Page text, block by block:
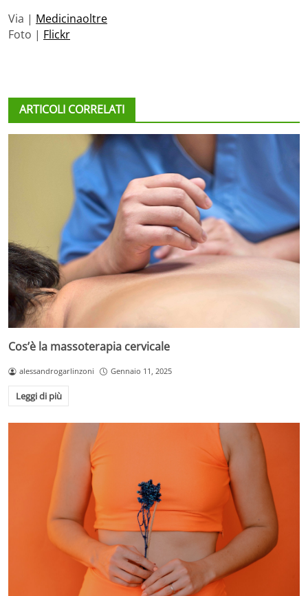
Via | Medicinaoltre
Foto | Flickr
ARTICOLI CORRELATI
Cos’è la massoterapia cervicale
alessandrogarlinzoni Gennaio 11, 2025
Leggi di più